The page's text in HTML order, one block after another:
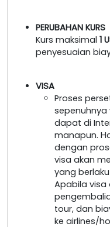
PERUBAHAN KURS
Kurs maksimal 1
penyesuaian
VISA
Proses
dapat di
manapun.
dengan
visa akan
yang
Apabila
tour, dan
ke airlines/